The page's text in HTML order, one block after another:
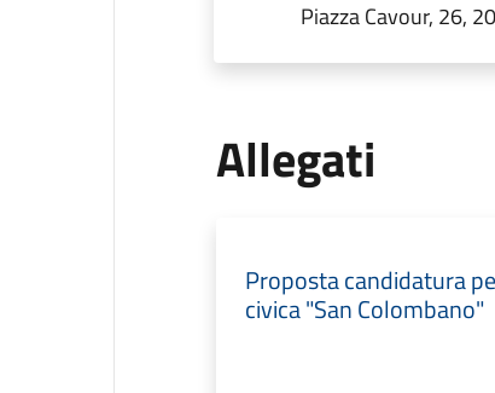
Piazza Cavour, 26,
Allegati
Proposta candidatura
civica "San Colombano"